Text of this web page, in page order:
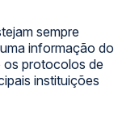
sempre
informação do
os protocolos de
instituições